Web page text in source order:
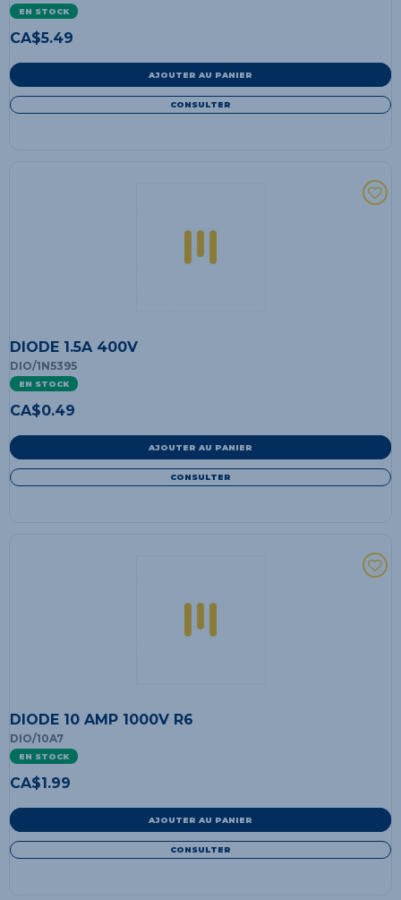
EN STOCK
CA$5.49
AJOUTER AU PANIER
CONSULTER
DIODE 1.5A 400V
DIO/1N5395
EN STOCK
CA$0.49
AJOUTER AU PANIER
CONSULTER
DIODE 10 AMP 1000V R6
DIO/10A7
EN STOCK
CA$1.99
AJOUTER AU PANIER
CONSULTER